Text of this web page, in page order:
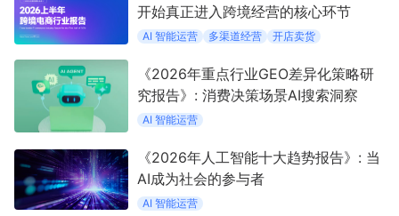
开始真正进入跨境经营的核心环节
AI 智能运营 多渠道经营 开店卖货
《2026年重点行业GEO差异化策略研
究报告》: 消费决策场景AI搜索洞察
AI 智能运营
《2026年人工智能十大趋势报告》: 当
AI成为社会的参与者
AI 智能运营